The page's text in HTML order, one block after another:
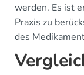
werden. Es ist
Praxis zu
des